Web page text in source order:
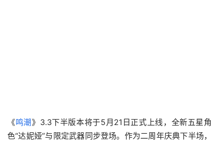
《鸣潮》3.3下半版本将于5月21日正式上线，全新五星角
色“达妮娅”与限定武器同步登场。作为二周年庆典下半场，